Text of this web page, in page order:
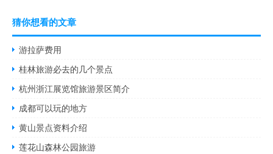
猜你想看的文章
游拉萨费用
桂林旅游必去的几个景点
杭州浙江展览馆旅游景区简介
成都可以玩的地方
黄山景点资料介绍
莲花山森林公园旅游